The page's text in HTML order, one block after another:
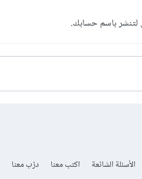
لتنشر باسم حسابك.
الأسئلة الشائعة اكتب معنا درّب معنا